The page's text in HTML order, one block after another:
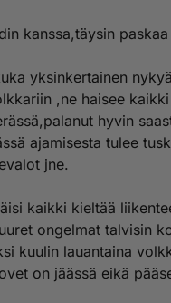
kanssa,täysin
yksinkertainen
,ne haisee
hyvin
ajamisesta tulee
jne.
kaikki kieltää
ongelmat talvisin
kuulin lauantaina
on jäässä eikä